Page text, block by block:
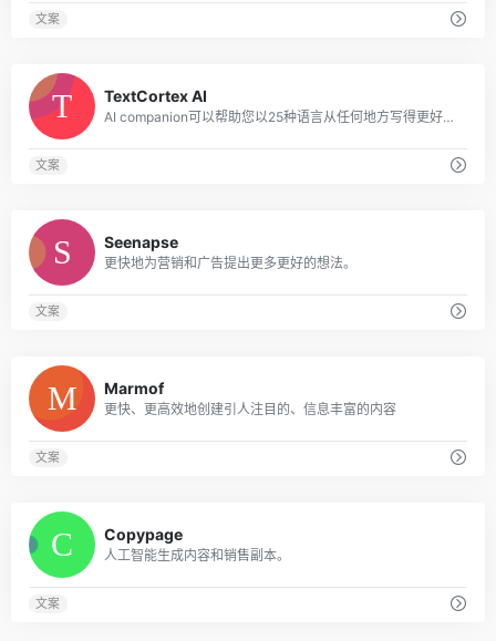
文案
TextCortex AI
AI companion可以帮助您以25种语言从任何地方写得更好，更快。
文案
Seenapse
更快地为营销和广告提出更多更好的想法。
文案
Marmof
更快、更高效地创建引人注目的、信息丰富的内容
文案
Copypage
人工智能生成内容和销售副本。
文案